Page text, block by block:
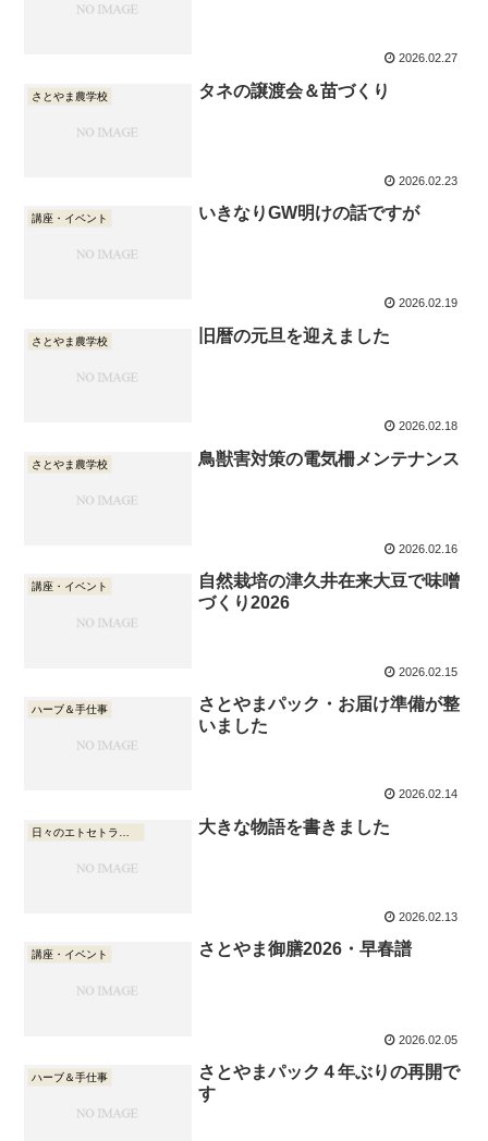
2026.02.27
さとやま農学校 タネの譲渡会＆苗づくり
2026.02.23
講座・イベント いきなりGW明けの話ですが
2026.02.19
さとやま農学校 旧暦の元旦を迎えました
2026.02.18
さとやま農学校 鳥獣害対策の電気柵メンテナンス
2026.02.16
講座・イベント
自然栽培の津久井在来大豆で味噌
づくり2026
2026.02.15
ハーブ＆手仕事
さとやまパック・お届け準備が整
いました
2026.02.14
大きな物語を書きました
2026.02.13
講座・イベント さとやま御膳2026・早春譜
2026.02.05
ハーブ＆手仕事
さとやまパック４年ぶりの再開で
す